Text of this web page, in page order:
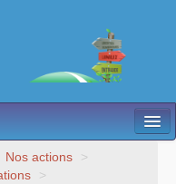
Nos actions
>
>